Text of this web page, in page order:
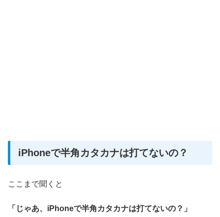
iPhoneで半角カタカナは打てないの？
ここまで聞くと
「じゃあ、iPhoneで半角カタカナは打てないの？」